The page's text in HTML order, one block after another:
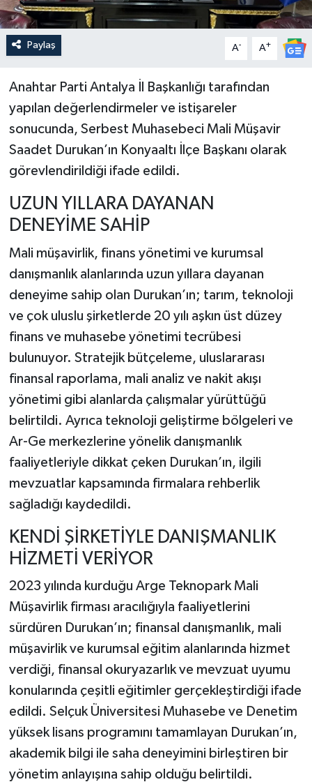
Paylaş A- A+
Anahtar Parti Antalya İl Başkanlığı tarafından
yapılan değerlendirmeler ve istişareler
sonucunda, Serbest Muhasebeci Mali Müşavir
Saadet Durukan’ın Konyaaltı İlçe Başkanı olarak
görevlendirildiği ifade edildi.
UZUN YILLARA DAYANAN
DENEYİME SAHİP
Mali müşavirlik, finans yönetimi ve kurumsal
danışmanlık alanlarında uzun yıllara dayanan
deneyime sahip olan Durukan’ın; tarım, teknoloji
ve çok uluslu şirketlerde 20 yılı aşkın üst düzey
finans ve muhasebe yönetimi tecrübesi
bulunuyor. Stratejik bütçeleme, uluslararası
finansal raporlama, mali analiz ve nakit akışı
yönetimi gibi alanlarda çalışmalar yürüttüğü
belirtildi. Ayrıca teknoloji geliştirme bölgeleri ve
Ar-Ge merkezlerine yönelik danışmanlık
faaliyetleriyle dikkat çeken Durukan’ın, ilgili
mevzuatlar kapsamında firmalara rehberlik
sağladığı kaydedildi.
KENDİ ŞİRKETİYLE DANIŞMANLIK
HİZMETİ VERİYOR
2023 yılında kurduğu Arge Teknopark Mali
Müşavirlik firması aracılığıyla faaliyetlerini
sürdüren Durukan’ın; finansal danışmanlık, mali
müşavirlik ve kurumsal eğitim alanlarında hizmet
verdiği, finansal okuryazarlık ve mevzuat uyumu
konularında çeşitli eğitimler gerçekleştirdiği ifade
edildi. Selçuk Üniversitesi Muhasebe ve Denetim
yüksek lisans programını tamamlayan Durukan’ın,
akademik bilgi ile saha deneyimini birleştiren bir
yönetim anlayışına sahip olduğu belirtildi.
Spor